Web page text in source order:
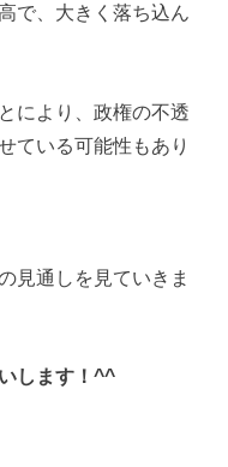
で、大きく落ち込ん
により、政権の不透
ている可能性もあり
見通しを見ていきま
します！^^